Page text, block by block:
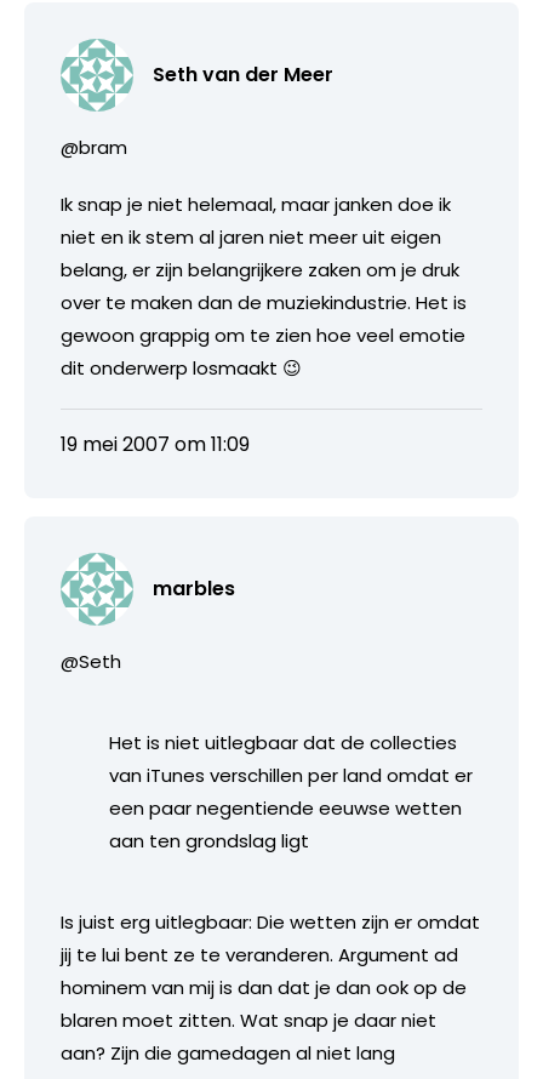
Seth van der Meer
@bram
Ik snap je niet helemaal, maar janken doe ik
niet en ik stem al jaren niet meer uit eigen
belang, er zijn belangrijkere zaken om je druk
over te maken dan de muziekindustrie. Het is
gewoon grappig om te zien hoe veel emotie
dit onderwerp losmaakt 😉
19 mei 2007 om 11:09
marbles
@Seth
Het is niet uitlegbaar dat de collecties
van iTunes verschillen per land omdat er
een paar negentiende eeuwse wetten
aan ten grondslag ligt
Is juist erg uitlegbaar: Die wetten zijn er omdat
jij te lui bent ze te veranderen. Argument ad
hominem van mij is dan dat je dan ook op de
blaren moet zitten. Wat snap je daar niet
aan? Zijn die gamedagen al niet lang